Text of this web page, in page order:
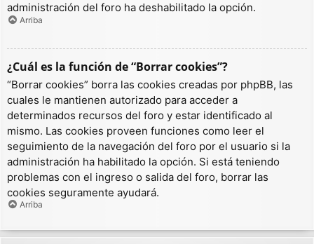
administración del foro ha deshabilitado la opción.
Arriba
¿Cuál es la función de “Borrar cookies”?
“Borrar cookies” borra las cookies creadas por phpBB, las
cuales le mantienen autorizado para acceder a
determinados recursos del foro y estar identificado al
mismo. Las cookies proveen funciones como leer el
seguimiento de la navegación del foro por el usuario si la
administración ha habilitado la opción. Si está teniendo
problemas con el ingreso o salida del foro, borrar las
cookies seguramente ayudará.
Arriba